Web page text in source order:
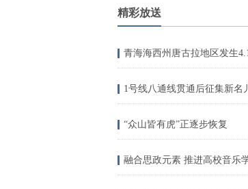
精彩放送
1号线八通线贯通后征集新名
“众山皆有虎”正逐步恢复
融合思政元素 推进高校音乐